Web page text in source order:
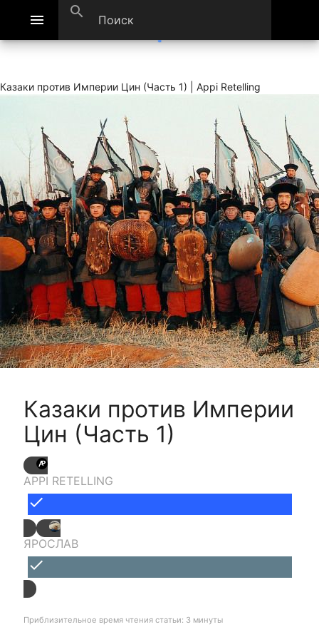
menu search
Казаки против Империи Цин (Часть 1) | Appi Retelling
Казаки против Империи
Цин (Часть 1)
APPI RETELLING
done
ЯРОСЛАВ
done
Приблизительное время чтения статьи: 3 минуты